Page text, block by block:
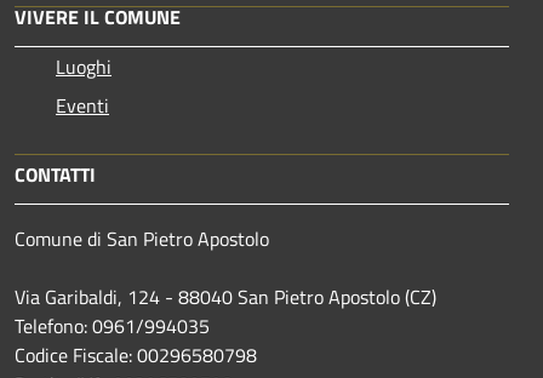
VIVERE IL COMUNE
Luoghi
Eventi
CONTATTI
Comune di San Pietro Apostolo
Via Garibaldi, 124 - 88040 San Pietro Apostolo (CZ)
Telefono: 0961/994035
Codice Fiscale: 00296580798